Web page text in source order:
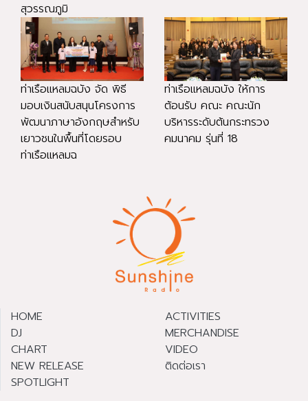
สุวรรณภูมิ
ท่าเรือแหลมฉบัง จัด พิธี
มอบเงินสนับสนุนโครงการ
พัฒนาภาษาอังกฤษสำหรับ
เยาวชนในพื้นที่โดยรอบ
ท่าเรือแหลมฉ
ท่าเรือแหลมฉบัง ให้การ
ต้อนรับ คณะ คณะนัก
บริหารระดับต้นกระทรวง
คมนาคม รุ่นที่ 18
HOME
DJ
CHART
NEW RELEASE
SPOTLIGHT
ACTIVITIES
MERCHANDISE
VIDEO
ติดต่อเรา